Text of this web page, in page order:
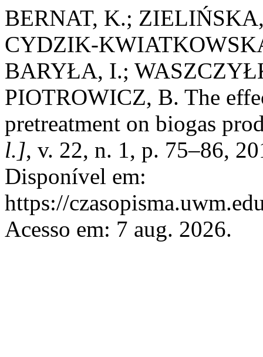
BERNAT, K.;
CYDZIK-
BARYŁA, I.;
PIOTROWICZ, B. The
pretreatment on biogas
l.], v. 22, n. 1, p. 75–86,
Disponível em:
https://
Acesso em: 7 aug. 2026.